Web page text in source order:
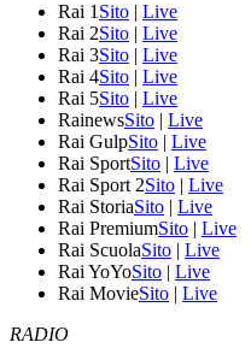
Rai 1 Sito | Live
Rai 2Sito | Live
Rai 3Sito | Live
Rai 4Sito | Live
Rai 5Sito | Live
RainewsSito | Live
Rai GulpSito | Live
Rai SportSito | Live
Rai Sport 2Sito | Live
Rai StoriaSito | Live
Rai PremiumSito | Live
Rai ScuolaSito | Live
Rai YoYoSito | Live
Rai MovieSito | Live
RADIO